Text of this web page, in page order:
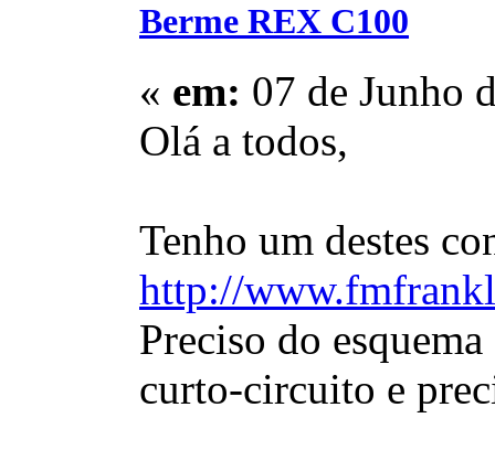
Berme REX C100
« em: 07 de Junho
Olá a todos,
Tenho um destes
http://
Preciso do
curto-circuito e